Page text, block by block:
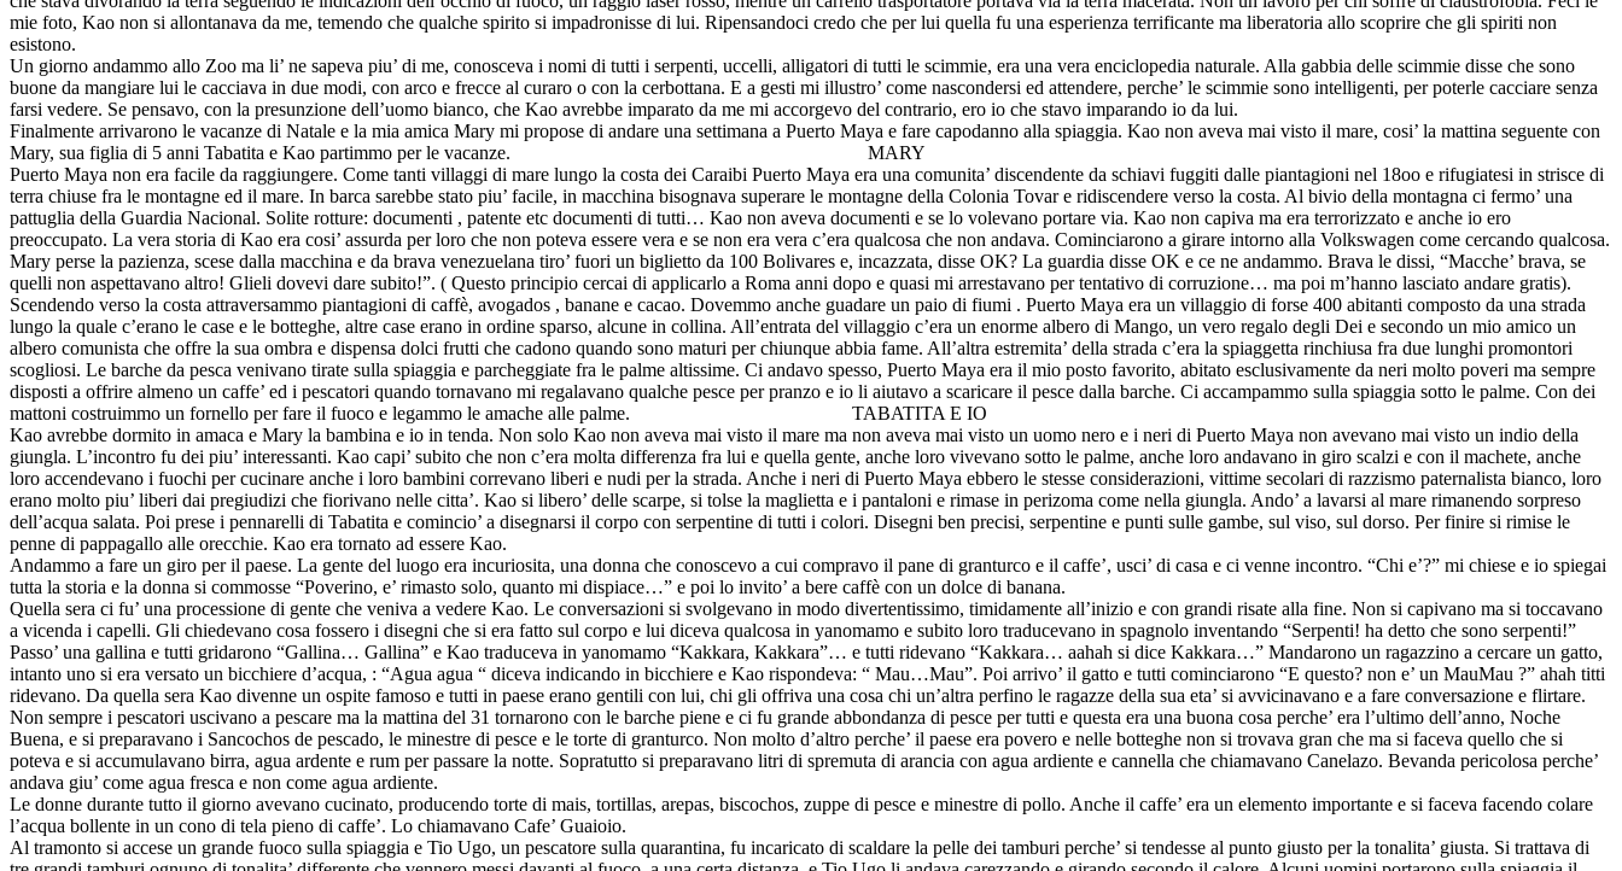
mie foto, Kao non si allontanava da me, temendo che qualche spirito si impadronisse di lui. Ripensandoci credo che per lui quella fu una esperienza terrificante ma liberatoria allo scoprire che gli spiriti non
esistono.
Un giorno andammo allo Zoo ma li’ ne sapeva piu’ di me, conosceva i nomi di tutti i serpenti, uccelli, alligatori di tutti le scimmie, era una vera enciclopedia naturale. Alla gabbia delle scimmie disse che sono
buone da mangiare lui le cacciava in due modi, con arco e frecce al curaro o con la cerbottana. E a gesti mi illustro’ come nascondersi ed attendere, perche’ le scimmie sono intelligenti, per poterle cacciare senza
farsi vedere. Se pensavo, con la presunzione dell’uomo bianco, che Kao avrebbe imparato da me mi accorgevo del contrario, ero io che stavo imparando io da lui.
Finalmente arrivarono le vacanze di Natale e la mia amica Mary mi propose di andare una settimana a Puerto Maya e fare capodanno alla spiaggia. Kao non aveva mai visto il mare, cosi’ la mattina seguente con
Mary, sua figlia di 5 anni Tabatita e Kao partimmo per le vacanze. MARY
Puerto Maya non era facile da raggiungere. Come tanti villaggi di mare lungo la costa dei Caraibi Puerto Maya era una comunita’ discendente da schiavi fuggiti dalle piantagioni nel 18oo e rifugiatesi in strisce di
terra chiuse fra le montagne ed il mare. In barca sarebbe stato piu’ facile, in macchina bisognava superare le montagne della Colonia Tovar e ridiscendere verso la costa. Al bivio della montagna ci fermo’ una
pattuglia della Guardia Nacional. Solite rotture: documenti , patente etc documenti di tutti… Kao non aveva documenti e se lo volevano portare via. Kao non capiva ma era terrorizzato e anche io ero
preoccupato. La vera storia di Kao era cosi’ assurda per loro che non poteva essere vera e se non era vera c’era qualcosa che non andava. Cominciarono a girare intorno alla Volkswagen come cercando qualcosa.
Mary perse la pazienza, scese dalla macchina e da brava venezuelana tiro’ fuori un biglietto da 100 Bolivares e, incazzata, disse OK? La guardia disse OK e ce ne andammo. Brava le dissi, “Macche’ brava, se
quelli non aspettavano altro! Glieli dovevi dare subito!”. ( Questo principio cercai di applicarlo a Roma anni dopo e quasi mi arrestavano per tentativo di corruzione… ma poi m’hanno lasciato andare gratis).
Scendendo verso la costa attraversammo piantagioni di caffè, avogados , banane e cacao. Dovemmo anche guadare un paio di fiumi . Puerto Maya era un villaggio di forse 400 abitanti composto da una strada
lungo la quale c’erano le case e le botteghe, altre case erano in ordine sparso, alcune in collina. All’entrata del villaggio c’era un enorme albero di Mango, un vero regalo degli Dei e secondo un mio amico un
albero comunista che offre la sua ombra e dispensa dolci frutti che cadono quando sono maturi per chiunque abbia fame. All’altra estremita’ della strada c’era la spiaggetta rinchiusa fra due lunghi promontori
scogliosi. Le barche da pesca venivano tirate sulla spiaggia e parcheggiate fra le palme altissime. Ci andavo spesso, Puerto Maya era il mio posto favorito, abitato esclusivamente da neri molto poveri ma sempre
disposti a offrire almeno un caffe’ ed i pescatori quando tornavano mi regalavano qualche pesce per pranzo e io li aiutavo a scaricare il pesce dalla barche. Ci accampammo sulla spiaggia sotto le palme. Con dei
mattoni costruimmo un fornello per fare il fuoco e legammo le amache alle palme. TABATITA E IO
Kao avrebbe dormito in amaca e Mary la bambina e io in tenda. Non solo Kao non aveva mai visto il mare ma non aveva mai visto un uomo nero e i neri di Puerto Maya non avevano mai visto un indio della
giungla. L’incontro fu dei piu’ interessanti. Kao capi’ subito che non c’era molta differenza fra lui e quella gente, anche loro vivevano sotto le palme, anche loro andavano in giro scalzi e con il machete, anche
loro accendevano i fuochi per cucinare anche i loro bambini correvano liberi e nudi per la strada. Anche i neri di Puerto Maya ebbero le stesse considerazioni, vittime secolari di razzismo paternalista bianco, loro
erano molto piu’ liberi dai pregiudizi che fiorivano nelle citta’. Kao si libero’ delle scarpe, si tolse la maglietta e i pantaloni e rimase in perizoma come nella giungla. Ando’ a lavarsi al mare rimanendo sorpreso
dell’acqua salata. Poi prese i pennarelli di Tabatita e comincio’ a disegnarsi il corpo con serpentine di tutti i colori. Disegni ben precisi, serpentine e punti sulle gambe, sul viso, sul dorso. Per finire si rimise le
penne di pappagallo alle orecchie. Kao era tornato ad essere Kao.
Andammo a fare un giro per il paese. La gente del luogo era incuriosita, una donna che conoscevo a cui compravo il pane di granturco e il caffe’, usci’ di casa e ci venne incontro. “Chi e’?” mi chiese e io spiegai
tutta la storia e la donna si commosse “Poverino, e’ rimasto solo, quanto mi dispiace…” e poi lo invito’ a bere caffè con un dolce di banana.
Quella sera ci fu’ una processione di gente che veniva a vedere Kao. Le conversazioni si svolgevano in modo divertentissimo, timidamente all’inizio e con grandi risate alla fine. Non si capivano ma si toccavano
a vicenda i capelli. Gli chiedevano cosa fossero i disegni che si era fatto sul corpo e lui diceva qualcosa in yanomamo e subito loro traducevano in spagnolo inventando “Serpenti! ha detto che sono serpenti!”
Passo’ una gallina e tutti gridarono “Gallina… Gallina” e Kao traduceva in yanomamo “Kakkara, Kakkara”… e tutti ridevano “Kakkara… aahah si dice Kakkara…” Mandarono un ragazzino a cercare un gatto,
intanto uno si era versato un bicchiere d’acqua, : “Agua agua “ diceva indicando in bicchiere e Kao rispondeva: “ Mau…Mau”. Poi arrivo’ il gatto e tutti cominciarono “E questo? non e’ un MauMau ?” ahah titti
ridevano. Da quella sera Kao divenne un ospite famoso e tutti in paese erano gentili con lui, chi gli offriva una cosa chi un’altra perfino le ragazze della sua eta’ si avvicinavano e a fare conversazione e flirtare.
Non sempre i pescatori uscivano a pescare ma la mattina del 31 tornarono con le barche piene e ci fu grande abbondanza di pesce per tutti e questa era una buona cosa perche’ era l’ultimo dell’anno, Noche
Buena, e si preparavano i Sancochos de pescado, le minestre di pesce e le torte di granturco. Non molto d’altro perche’ il paese era povero e nelle botteghe non si trovava gran che ma si faceva quello che si
poteva e si accumulavano birra, agua ardente e rum per passare la notte. Sopratutto si preparavano litri di spremuta di arancia con agua ardiente e cannella che chiamavano Canelazo. Bevanda pericolosa perche’
andava giu’ come agua fresca e non come agua ardiente.
Le donne durante tutto il giorno avevano cucinato, producendo torte di mais, tortillas, arepas, biscochos, zuppe di pesce e minestre di pollo. Anche il caffe’ era un elemento importante e si faceva facendo colare
l’acqua bollente in un cono di tela pieno di caffe’. Lo chiamavano Cafe’ Guaioio.
Al tramonto si accese un grande fuoco sulla spiaggia e Tio Ugo, un pescatore sulla quarantina, fu incaricato di scaldare la pelle dei tamburi perche’ si tendesse al punto giusto per la tonalita’ giusta. Si trattava di